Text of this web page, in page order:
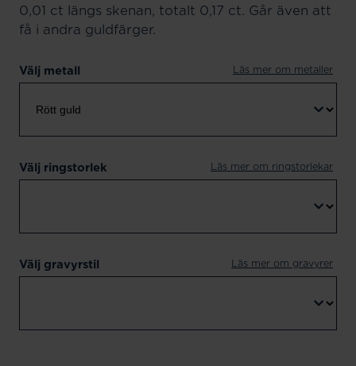
0,01 ct längs skenan, totalt 0,17 ct. Går även att
få i andra guldfärger.
Välj metall Läs mer om metaller
Välj ringstorlek Läs mer om ringstorlekar
Välj gravyrstil Läs mer om gravyrer